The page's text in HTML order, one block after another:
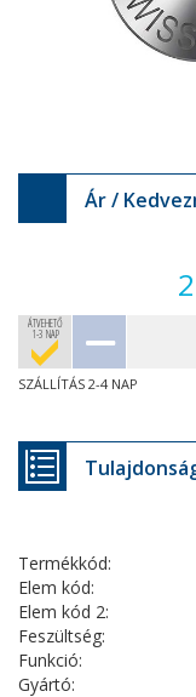
Ár /
ÁTVEHETŐ
1-3 NAP
SZÁLLÍTÁS 2-4 NAP
Termékkód:
Elem kód:
Elem kód 2:
Feszültség:
Funkció:
Gyártó: